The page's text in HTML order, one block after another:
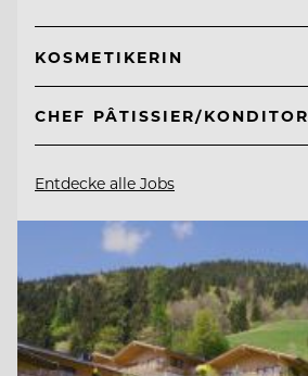
KOSMETIKERIN
CHEF PÂTISSIER/KONDITOR
Entdecke alle Jobs